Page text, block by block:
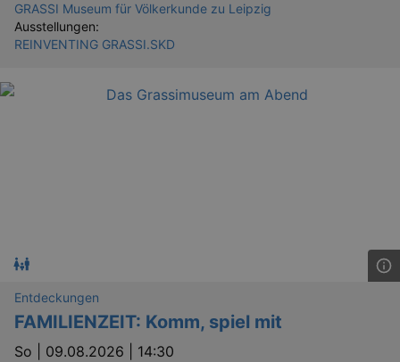
GRASSI Museum für Völkerkunde zu Leipzig
Ausstellungen:
REINVENTING GRASSI.SKD
Entdeckungen
FAMILIENZEIT: Komm, spiel mit
So | 09.08.2026 | 14:30